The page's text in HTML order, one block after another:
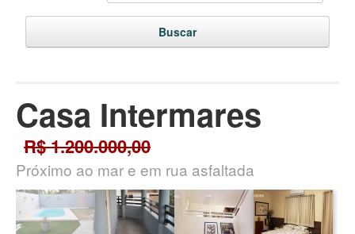
Buscar
Casa Intermares
R$ 1.200.000,00
Próximo ao mar e em rua asfaltada